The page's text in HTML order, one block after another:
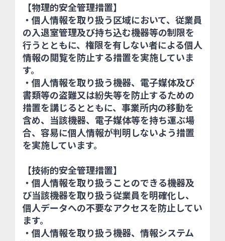
【物理的安全管理措置】
・個人情報を取り扱う区域において、従業員
の入退室管理及び持ち込む機器等の制限を
行うとともに、権限を有しない者による個人
情報の閲覧を防止する措置を実施していま
す。
・個人情報を取り扱う機器、電子媒体及び
書類等の盗難又は紛失等を防止するための
措置を講じるとともに、事業所内の移動を
含め、当該機器、電子媒体等を持ち運ぶ場
合、容易に個人情報が判明しないよう措置
を実施しています。
【技術的安全管理措置】
・個人情報を取り扱うことのできる機器及
び当該機器を取り扱う従業員を明確化し、
個人データへの不要なアクセスを防止してい
ます。
・個人情報を取り扱う機器、情報システム